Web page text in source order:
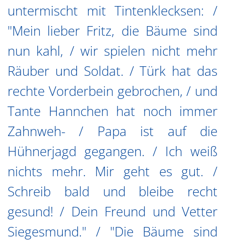
untermischt mit Tintenklecksen: /
"Mein lieber Fritz, die Bäume sind
nun kahl, / wir spielen nicht mehr
Räuber und Soldat. / Türk hat das
rechte Vorderbein gebrochen, / und
Tante Hannchen hat noch immer
Zahnweh- / Papa ist auf die
Hühnerjagd gegangen. / Ich weiß
nichts mehr. Mir geht es gut. /
Schreib bald und bleibe recht
gesund! / Dein Freund und Vetter
Siegesmund." / "Die Bäume sind